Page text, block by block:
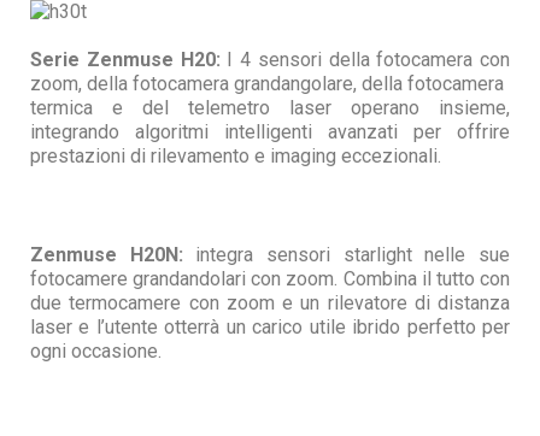
Serie Zenmuse H20: I 4 sensori della fotocamera con
zoom, della fotocamera grandangolare, della fotocamera
termica e del telemetro laser operano insieme,
integrando algoritmi intelligenti avanzati per offrire
prestazioni di rilevamento e imaging eccezionali.
Zenmuse H20N: integra sensori starlight nelle sue
fotocamere grandandolari con zoom. Combina il tutto con
due termocamere con zoom e un rilevatore di distanza
laser e l’utente otterrà un carico utile ibrido perfetto per
ogni occasione.